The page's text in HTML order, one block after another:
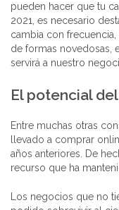
pueden hacer que tu
2021, es necesario
cambia con
de formas novedosas,
servirá a nuestro
El potencial
Entre muchas otras
llevado a comprar
años anteriores. De
recurso que ha
Los negocios que no